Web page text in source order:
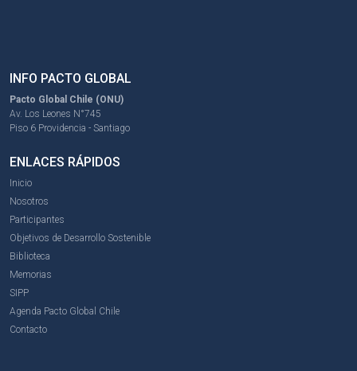
INFO PACTO GLOBAL
Pacto Global Chile (ONU)
Av. Los Leones N°745
Piso 6 Providencia - Santiago
ENLACES RÁPIDOS
Inicio
Nosotros
Participantes
Objetivos de Desarrollo Sostenible
Biblioteca
Memorias
SIPP
Agenda Pacto Global Chile
Contacto